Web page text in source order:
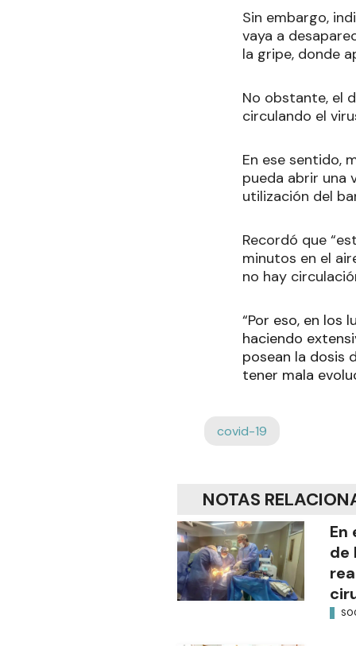
Sin embargo,
vaya a
la gripe, donde
No obstante, el
circulando el
En ese sentido,
pueda abrir una
utilización del
Recordó que
minutos en el
no hay
“Por eso, en los
haciendo
posean la dosis
tener mala
covid-19
NOTAS
En
de